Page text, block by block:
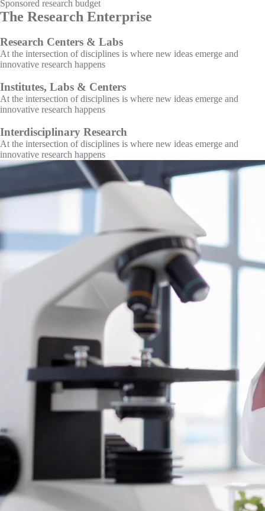
Sponsored research budget
The Research Enterprise
Research Centers & Labs
At the intersection of disciplines is where new ideas emerge and
innovative research happens
Institutes, Labs & Centers
At the intersection of disciplines is where new ideas emerge and
innovative research happens
Interdisciplinary Research
At the intersection of disciplines is where new ideas emerge and
innovative research happens